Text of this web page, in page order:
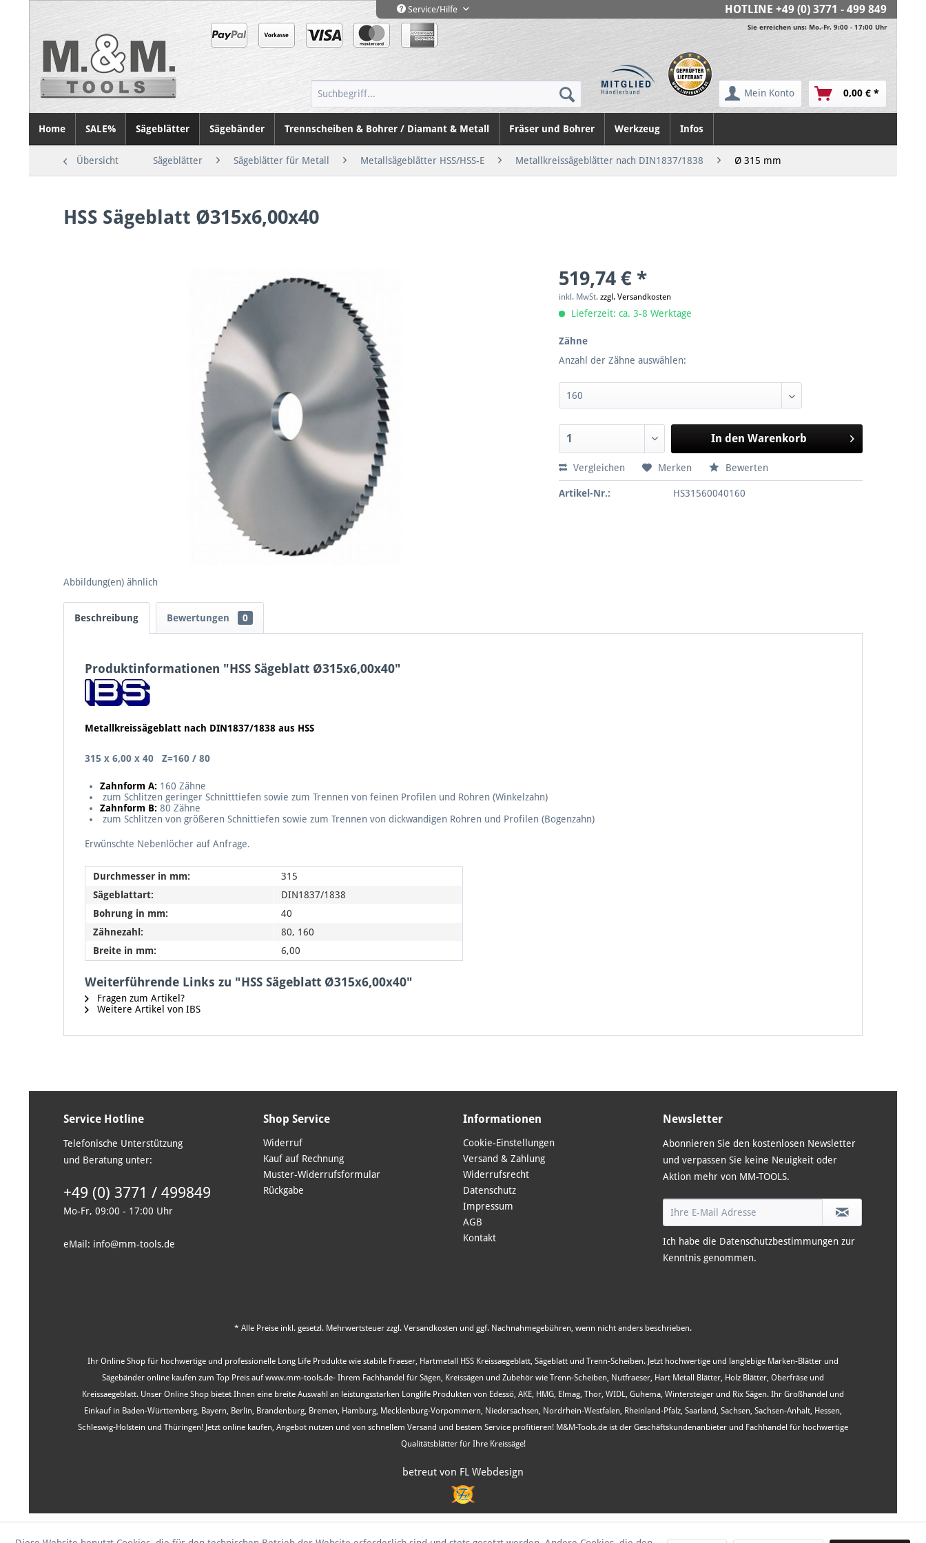
Service/Hilfe HOTLINE +49 (0) 3771 - 499 849
Sie erreichen uns: Mo.-Fr. 9:00 - 17:00 Uhr
Mein Konto 0,00 € *
Home SALE% Sägeblätter Sägebänder Trennscheiben & Bohrer / Diamant & Metall Fräser und Bohrer Werkzeug Infos
Übersicht Sägeblätter Sägeblätter für Metall Metallsägeblätter HSS/HSS-E Metallkreissägeblätter nach DIN1837/1838 Ø 315 mm
HSS Sägeblatt Ø315x6,00x40
Abbildung(en) ähnlich
519,74 € *
inkl. MwSt.zzgl. Versandkosten
Lieferzeit: ca. 3-8 Werktage
Zähne
Anzahl der Zähne auswählen:
In den Warenkorb
Vergleichen Merken Bewerten
Artikel-Nr.: HS31560040160
Beschreibung Bewertungen 0
Produktinformationen "HSS Sägeblatt Ø315x6,00x40"
Metallkreissägeblatt nach DIN1837/1838 aus HSS
315 x 6,00 x 40 Z=160 / 80
Zahnform A: 160 Zähne
zum Schlitzen geringer Schnitttiefen sowie zum Trennen von feinen Profilen und Rohren (Winkelzahn)
Zahnform B: 80 Zähne
zum Schlitzen von größeren Schnittiefen sowie zum Trennen von dickwandigen Rohren und Profilen (Bogenzahn)
Erwünschte Nebenlöcher auf Anfrage.
Durchmesser in mm:
315
Sägeblattart:
DIN1837/1838
Bohrung in mm:
40
Zähnezahl:
80, 160
Breite in mm:
6,00
Weiterführende Links zu "HSS Sägeblatt Ø315x6,00x40"
Fragen zum Artikel?
Weitere Artikel von IBS
Service Hotline
Telefonische Unterstützung
und Beratung unter:
+49 (0) 3771 / 499849
Mo-Fr, 09:00 - 17:00 Uhr
eMail: info@mm-tools.de
Shop Service
Widerruf
Kauf auf Rechnung
Muster-Widerrufsformular
Rückgabe
Informationen
Cookie-Einstellungen
Versand & Zahlung
Widerrufsrecht
Datenschutz
Impressum
AGB
Kontakt
Newsletter
Abonnieren Sie den kostenlosen Newsletter
und verpassen Sie keine Neuigkeit oder
Aktion mehr von MM-TOOLS.
Ich habe die Datenschutzbestimmungen zur
Kenntnis genommen.
* Alle Preise inkl. gesetzl. Mehrwertsteuer zzgl. Versandkosten und ggf. Nachnahmegebühren, wenn nicht anders beschrieben.
Ihr Online Shop für hochwertige und professionelle Long Life Produkte wie stabile Fraeser, Hartmetall HSS Kreissaegeblatt, Sägeblatt und Trenn-Scheiben. Jetzt hochwertige und langlebige Marken-Blätter und
Sägebänder online kaufen zum Top Preis auf www.mm-tools.de- Ihrem Fachhandel für Sägen, Kreissägen und Zubehör wie Trenn-Scheiben, Nutfraeser, Hart Metall Blätter, Holz Blätter, Oberfräse und
Kreissaegeblatt. Unser Online Shop bietet Ihnen eine breite Auswahl an leistungsstarken Longlife Produkten von Edessö, AKE, HMG, Elmag, Thor, WIDL, Guhema, Wintersteiger und Rix Sägen. Ihr Großhandel und
Einkauf in Baden-Württemberg, Bayern, Berlin, Brandenburg, Bremen, Hamburg, Mecklenburg-Vorpommern, Niedersachsen, Nordrhein-Westfalen, Rheinland-Pfalz, Saarland, Sachsen, Sachsen-Anhalt, Hessen,
Schleswig-Holstein und Thüringen! Jetzt online kaufen, Angebot nutzen und von schnellem Versand und bestem Service profitieren! M&M-Tools.de ist der Geschäftskundenanbieter und Fachhandel für hochwertige
Qualitätsblätter für Ihre Kreissäge!
betreut von FL Webdesign